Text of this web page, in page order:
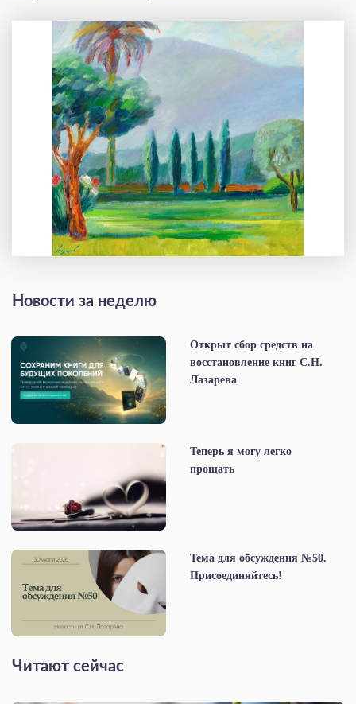
Новости за неделю
Открыт сбор средств на
восстановление книг С.Н.
Лазарева
Теперь я могу легко
прощать
Тема для обсуждения №50.
Присоединяйтесь!
Читают сейчас